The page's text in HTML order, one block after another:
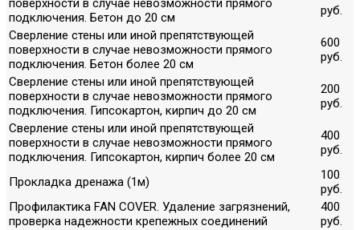
поверхности в случае невозможности прямого
подключения. Бетон до 20 см
руб.
Сверление стены или иной препятствующей
поверхности в случае невозможности прямого
подключения. Бетон более 20 см
600
руб.
Сверление стены или иной препятствующей
поверхности в случае невозможности прямого
подключения. Гипсокартон, кирпич до 20 см
200
руб.
Сверление стены или иной препятствующей
поверхности в случае невозможности прямого
подключения. Гипсокартон, кирпич более 20 см
400
руб.
Прокладка дренажа (1м)
100
руб.
Профилактика FAN COVER. Удаление загрязнений,
проверка надежности крепежных соединений
400
руб.